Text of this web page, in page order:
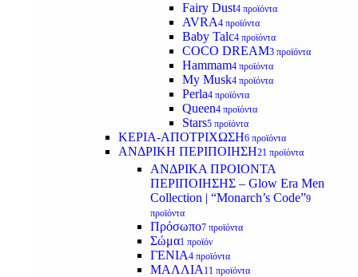
Fairy Dust4 προϊόντα
AVRA4 προϊόντα
Baby Talc4 προϊόντα
COCO DREAM3 προϊόντα
Hammam4 προϊόντα
My Musk4 προϊόντα
Perla4 προϊόντα
Queen4 προϊόντα
Stars5 προϊόντα
ΚΕΡΙΑ-ΑΠΟΤΡΙΧΩΣΗ6 προϊόντα
ΑΝΔΡΙΚΗ ΠΕΡΙΠΟΙΗΣΗ21 προϊόντα
ΑΝΔΡΙΚΑ ΠΡΟΙΟΝΤΑ
ΠΕΡΙΠΟΙΗΣΗΣ – Glow Era Men
Collection | “Monarch’s Code”9
προϊόντα
Πρόσωπο7 προϊόντα
Σώμα1 προϊόν
ΓΕΝΙΑ4 προϊόντα
ΜΑΛΛΙΑ 11 προϊόντα